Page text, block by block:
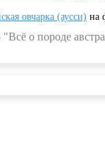
овчарка (аусси) на
о породе